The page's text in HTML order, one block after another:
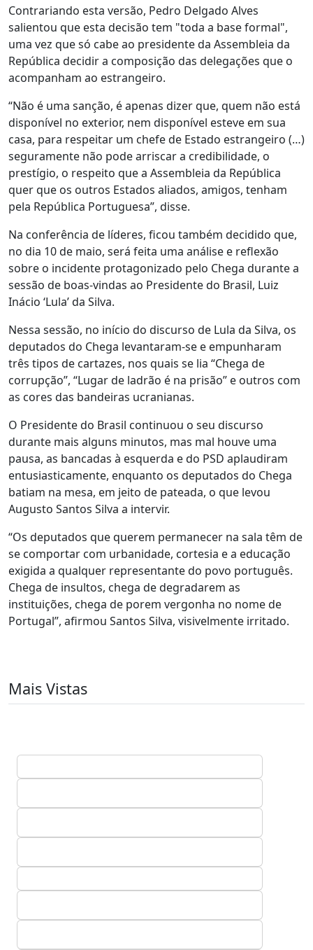
Contrariando esta versão, Pedro Delgado Alves
salientou que esta decisão tem "toda a base formal",
uma vez que só cabe ao presidente da Assembleia da
República decidir a composição das delegações que o
acompanham ao estrangeiro.
“Não é uma sanção, é apenas dizer que, quem não está
disponível no exterior, nem disponível esteve em sua
casa, para respeitar um chefe de Estado estrangeiro (…)
seguramente não pode arriscar a credibilidade, o
prestígio, o respeito que a Assembleia da República
quer que os outros Estados aliados, amigos, tenham
pela República Portuguesa”, disse.
Na conferência de líderes, ficou também decidido que,
no dia 10 de maio, será feita uma análise e reflexão
sobre o incidente protagonizado pelo Chega durante a
sessão de boas-vindas ao Presidente do Brasil, Luiz
Inácio ‘Lula’ da Silva.
Nessa sessão, no início do discurso de Lula da Silva, os
deputados do Chega levantaram-se e empunharam
três tipos de cartazes, nos quais se lia “Chega de
corrupção”, “Lugar de ladrão é na prisão” e outros com
as cores das bandeiras ucranianas.
O Presidente do Brasil continuou o seu discurso
durante mais alguns minutos, mas mal houve uma
pausa, as bancadas à esquerda e do PSD aplaudiram
entusiasticamente, enquanto os deputados do Chega
batiam na mesa, em jeito de pateada, o que levou
Augusto Santos Silva a intervir.
“Os deputados que querem permanecer na sala têm de
se comportar com urbanidade, cortesia e a educação
exigida a qualquer representante do povo português.
Chega de insultos, chega de degradarem as
instituições, chega de porem vergonha no nome de
Portugal”, afirmou Santos Silva, visivelmente irritado.
Mais Vistas